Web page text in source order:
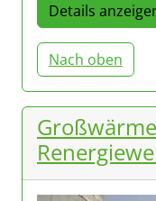
Details
Nach oben